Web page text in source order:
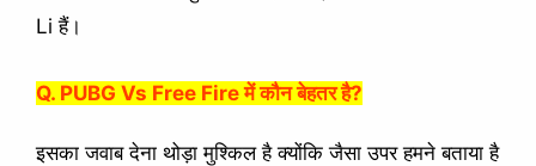
Li हैं।
Q. PUBG Vs Free Fire में कौन बेहतर है?
इसका जवाब देना थोड़ा मुश्किल है क्योंकि जैसा उपर हमने बताया है